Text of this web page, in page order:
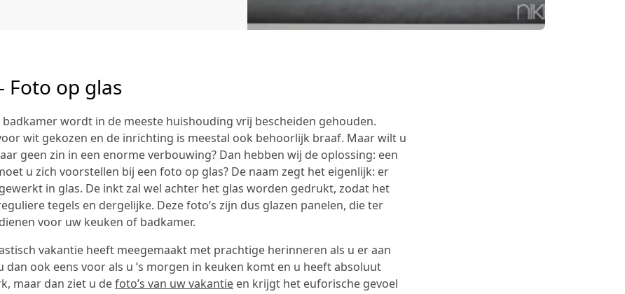
Foto op glas
badkamer wordt in de meeste huishouding vrij bescheiden gehouden.
wit gekozen en de inrichting is meestal ook behoorlijk braaf. Maar wilt u
geen zin in een enorme verbouwing? Dan hebben wij de oplossing: een
u zich voorstellen bij een foto op glas? De naam zegt het eigenlijk: er
in glas. De inkt zal wel achter het glas worden gedrukt, zodat het
tegels en dergelijke. Deze foto’s zijn dus glazen panelen, die ter
voor uw keuken of badkamer.
vakantie heeft meegemaakt met prachtige herinneren als u er aan
dan ook eens voor als u ’s morgen in keuken komt en u heeft absoluut
maar dan ziet u defoto’s van uw vakantie en krijgt het euforische gevoel